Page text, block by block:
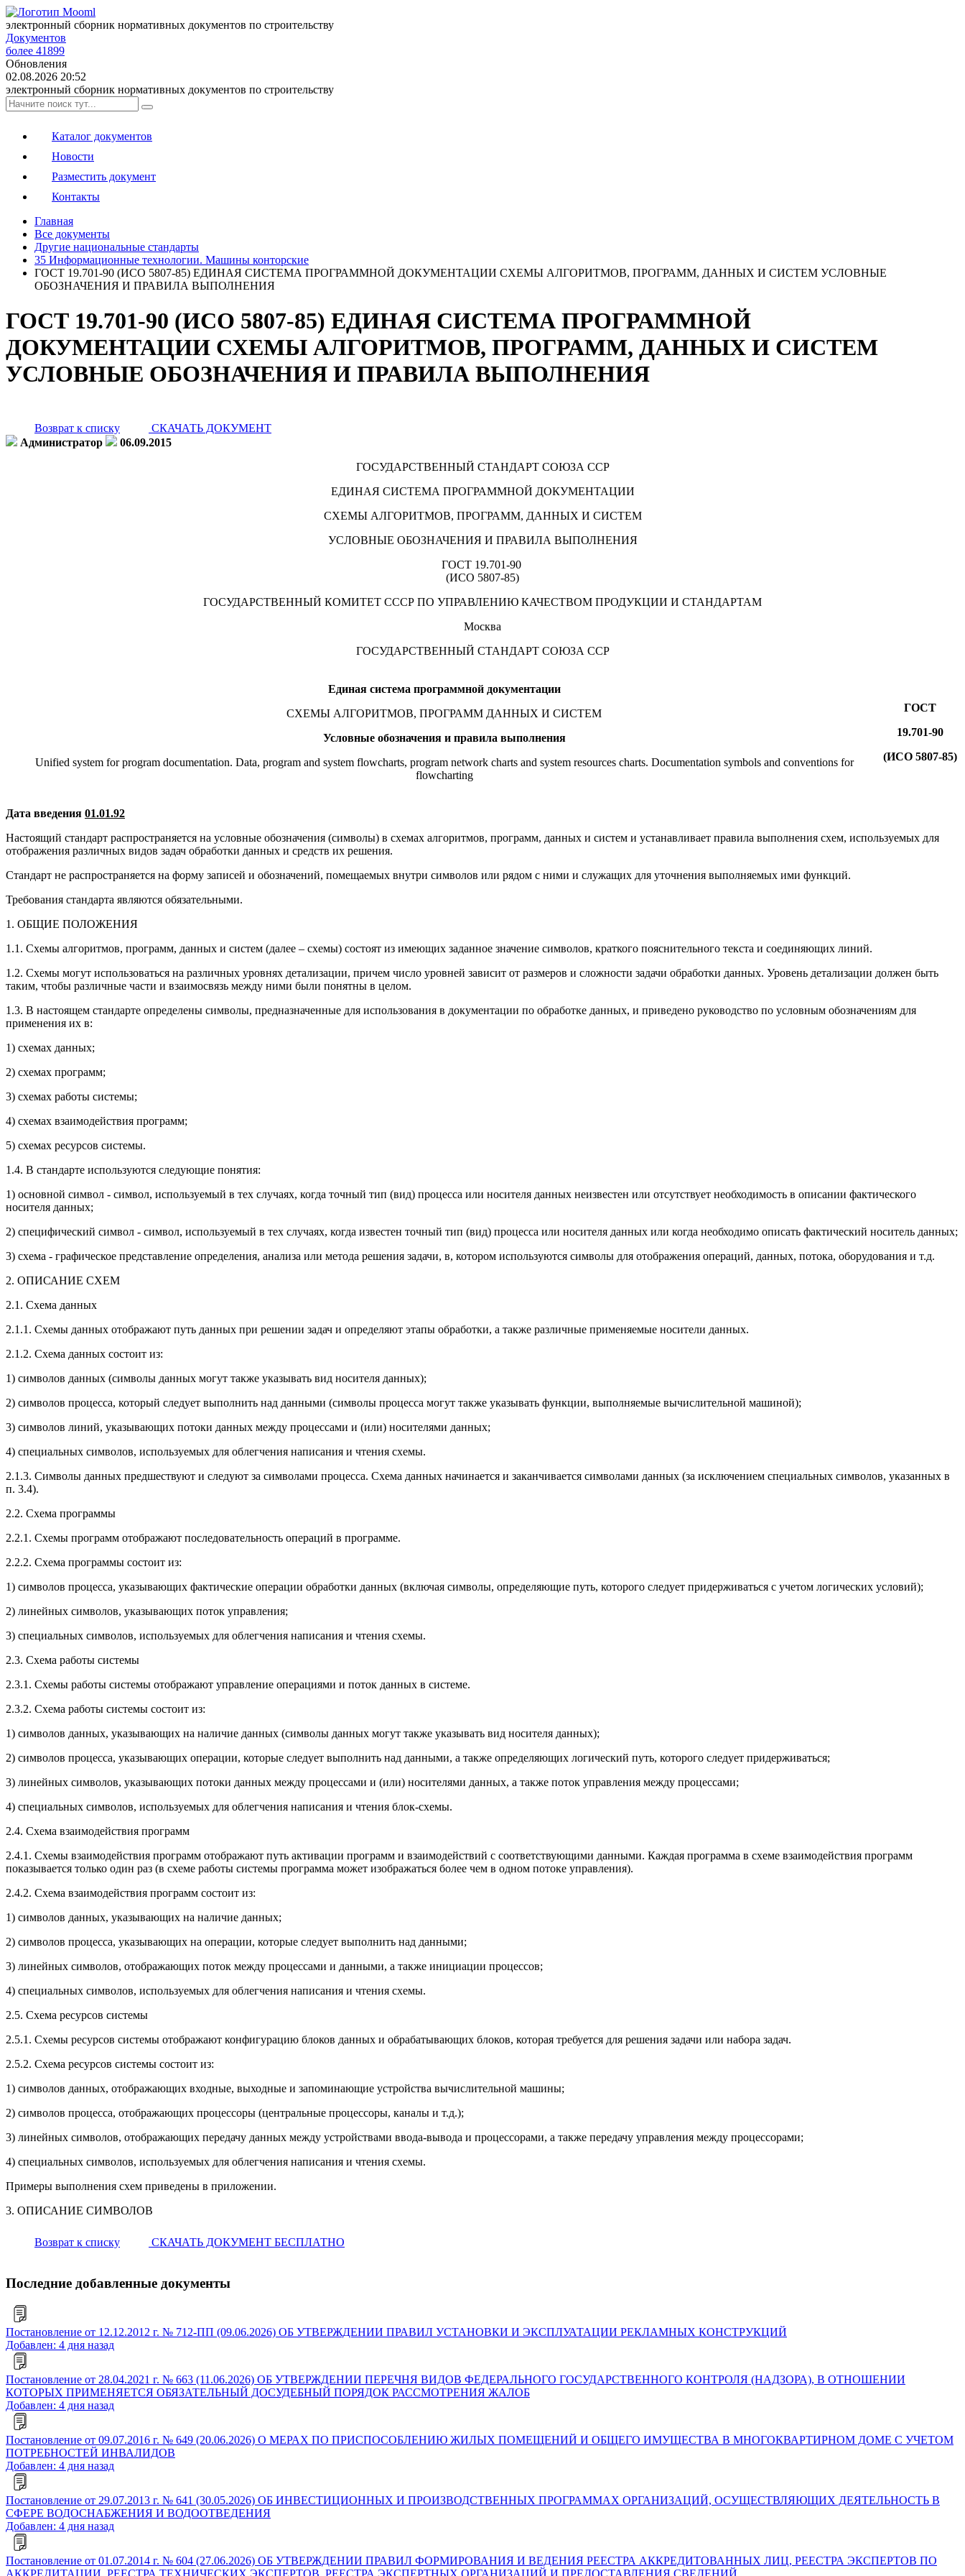
электронный сборник нормативных документов по строительству
Документов
более 41899
Обновления
02.08.2026 20:52
электронный сборник нормативных документов по строительству
Каталог документов
Новости
Разместить документ
Контакты
Главная
Все документы
Другие национальные стандарты
35 Информационные технологии. Машины конторские
ГОСТ 19.701-90 (ИСО 5807-85) ЕДИНАЯ СИСТЕМА ПРОГРАММНОЙ ДОКУМЕНТАЦИИ СХЕМЫ АЛГОРИТМОВ, ПРОГРАММ, ДАННЫХ И СИСТЕМ УСЛОВНЫЕ
ОБОЗНАЧЕНИЯ И ПРАВИЛА ВЫПОЛНЕНИЯ
ГОСТ 19.701-90 (ИСО 5807-85) ЕДИНАЯ СИСТЕМА ПРОГРАММНОЙ
ДОКУМЕНТАЦИИ СХЕМЫ АЛГОРИТМОВ, ПРОГРАММ, ДАННЫХ И СИСТЕМ
УСЛОВНЫЕ ОБОЗНАЧЕНИЯ И ПРАВИЛА ВЫПОЛНЕНИЯ
Возврат к списку
СКАЧАТЬ ДОКУМЕНТ
Администратор
06.09.2015
ГОСУДАРСТВЕННЫЙ СТАНДАРТ СОЮЗА ССР
ЕДИНАЯ СИСТЕМА ПРОГРАММНОЙ ДОКУМЕНТАЦИИ
СХЕМЫ АЛГОРИТМОВ, ПРОГРАММ, ДАННЫХ И СИСТЕМ
УСЛОВНЫЕ ОБОЗНАЧЕНИЯ И ПРАВИЛА ВЫПОЛНЕНИЯ
ГОСТ 19.701-90
(ИСО 5807-85)
ГОСУДАРСТВЕННЫЙ КОМИТЕТ СССР ПО УПРАВЛЕНИЮ КАЧЕСТВОМ ПРОДУКЦИИ И СТАНДАРТАМ
Москва
ГОСУДАРСТВЕННЫЙ СТАНДАРТ СОЮЗА ССР
Единая система программной документации
СХЕМЫ АЛГОРИТМОВ, ПРОГРАММ ДАННЫХ И СИСТЕМ
Условные обозначения и правила выполнения
Unified system for program documentation. Data, program and system flowcharts, program network charts and system resources charts. Documentation symbols and conventions for
flowcharting
ГОСТ
19.701-90
(ИСО 5807-85)
Дата введения 01.01.92
Настоящий стандарт распространяется на условные обозначения (символы) в схемах алгоритмов, программ, данных и систем и устанавливает правила выполнения схем, используемых для
отображения различных видов задач обработки данных и средств их решения.
Стандарт не распространяется на форму записей и обозначений, помещаемых внутри символов или рядом с ними и служащих для уточнения выполняемых ими функций.
Требования стандарта являются обязательными.
1. ОБЩИЕ ПОЛОЖЕНИЯ
1.1. Схемы алгоритмов, программ, данных и систем (далее – схемы) состоят из имеющих заданное значение символов, краткого пояснительного текста и соединяющих линий.
1.2. Схемы могут использоваться на различных уровнях детализации, причем число уровней зависит от размеров и сложности задачи обработки данных. Уровень детализации должен быть
таким, чтобы различные части и взаимосвязь между ними были понятны в целом.
1.3. В настоящем стандарте определены символы, предназначенные для использования в документации по обработке данных, и приведено руководство по условным обозначениям для
применения их в:
1) схемах данных;
2) схемах программ;
3) схемах работы системы;
4) схемах взаимодействия программ;
5) схемах ресурсов системы.
1.4. В стандарте используются следующие понятия:
1) основной символ - символ, используемый в тех случаях, когда точный тип (вид) процесса или носителя данных неизвестен или отсутствует необходимость в описании фактического
носителя данных;
2) специфический символ - символ, используемый в тех случаях, когда известен точный тип (вид) процесса или носителя данных или когда необходимо описать фактический носитель данных;
3) схема - графическое представление определения, анализа или метода решения задачи, в, котором используются символы для отображения операций, данных, потока, оборудования и т.д.
2. ОПИСАНИЕ СХЕМ
2.1. Схема данных
2.1.1. Схемы данных отображают путь данных при решении задач и определяют этапы обработки, а также различные применяемые носители данных.
2.1.2. Схема данных состоит из:
1) символов данных (символы данных могут также указывать вид носителя данных);
2) символов процесса, который следует выполнить над данными (символы процесса могут также указывать функции, выполняемые вычислительной машиной);
3) символов линий, указывающих потоки данных между процессами и (или) носителями данных;
4) специальных символов, используемых для облегчения написания и чтения схемы.
2.1.3. Символы данных предшествуют и следуют за символами процесса. Схема данных начинается и заканчивается символами данных (за исключением специальных символов, указанных в
п. 3.4).
2.2. Схема программы
2.2.1. Схемы программ отображают последовательность операций в программе.
2.2.2. Схема программы состоит из:
1) символов процесса, указывающих фактические операции обработки данных (включая символы, определяющие путь, которого следует придерживаться с учетом логических условий);
2) линейных символов, указывающих поток управления;
3) специальных символов, используемых для облегчения написания и чтения схемы.
2.3. Схема работы системы
2.3.1. Схемы работы системы отображают управление операциями и поток данных в системе.
2.3.2. Схема работы системы состоит из:
1) символов данных, указывающих на наличие данных (символы данных могут также указывать вид носителя данных);
2) символов процесса, указывающих операции, которые следует выполнить над данными, а также определяющих логический путь, которого следует придерживаться;
3) линейных символов, указывающих потоки данных между процессами и (или) носителями данных, а также поток управления между процессами;
4) специальных символов, используемых для облегчения написания и чтения блок-схемы.
2.4. Схема взаимодействия программ
2.4.1. Схемы взаимодействия программ отображают путь активации программ и взаимодействий с соответствующими данными. Каждая программа в схеме взаимодействия программ
показывается только один раз (в схеме работы системы программа может изображаться более чем в одном потоке управления).
2.4.2. Схема взаимодействия программ состоит из:
1) символов данных, указывающих на наличие данных;
2) символов процесса, указывающих на операции, которые следует выполнить над данными;
3) линейных символов, отображающих поток между процессами и данными, а также инициации процессов;
4) специальных символов, используемых для облегчения написания и чтения схемы.
2.5. Схема ресурсов системы
2.5.1. Схемы ресурсов системы отображают конфигурацию блоков данных и обрабатывающих блоков, которая требуется для решения задачи или набора задач.
2.5.2. Схема ресурсов системы состоит из:
1) символов данных, отображающих входные, выходные и запоминающие устройства вычислительной машины;
2) символов процесса, отображающих процессоры (центральные процессоры, каналы и т.д.);
3) линейных символов, отображающих передачу данных между устройствами ввода-вывода и процессорами, а также передачу управления между процессорами;
4) специальных символов, используемых для облегчения написания и чтения схемы.
Примеры выполнения схем приведены в приложении.
3. ОПИСАНИЕ СИМВОЛОВ
Возврат к списку СКАЧАТЬ ДОКУМЕНТ БЕСПЛАТНО
Последние добавленные документы
Постановление от 12.12.2012 г. № 712-ПП (09.06.2026) ОБ УТВЕРЖДЕНИИ ПРАВИЛ УСТАНОВКИ И ЭКСПЛУАТАЦИИ РЕКЛАМНЫХ КОНСТРУКЦИЙ
Добавлен: 4 дня назад
Постановление от 28.04.2021 г. № 663 (11.06.2026) ОБ УТВЕРЖДЕНИИ ПЕРЕЧНЯ ВИДОВ ФЕДЕРАЛЬНОГО ГОСУДАРСТВЕННОГО КОНТРОЛЯ (НАДЗОРА), В ОТНОШЕНИИ
КОТОРЫХ ПРИМЕНЯЕТСЯ ОБЯЗАТЕЛЬНЫЙ ДОСУДЕБНЫЙ ПОРЯДОК РАССМОТРЕНИЯ ЖАЛОБ
Добавлен: 4 дня назад
Постановление от 09.07.2016 г. № 649 (20.06.2026) О МЕРАХ ПО ПРИСПОСОБЛЕНИЮ ЖИЛЫХ ПОМЕЩЕНИЙ И ОБЩЕГО ИМУЩЕСТВА В МНОГОКВАРТИРНОМ ДОМЕ С УЧЕТОМ
ПОТРЕБНОСТЕЙ ИНВАЛИДОВ
Добавлен: 4 дня назад
Постановление от 29.07.2013 г. № 641 (30.05.2026) ОБ ИНВЕСТИЦИОННЫХ И ПРОИЗВОДСТВЕННЫХ ПРОГРАММАХ ОРГАНИЗАЦИЙ, ОСУЩЕСТВЛЯЮЩИХ ДЕЯТЕЛЬНОСТЬ В
СФЕРЕ ВОДОСНАБЖЕНИЯ И ВОДООТВЕДЕНИЯ
Добавлен: 4 дня назад
Постановление от 01.07.2014 г. № 604 (27.06.2026) ОБ УТВЕРЖДЕНИИ ПРАВИЛ ФОРМИРОВАНИЯ И ВЕДЕНИЯ РЕЕСТРА АККРЕДИТОВАННЫХ ЛИЦ, РЕЕСТРА ЭКСПЕРТОВ ПО